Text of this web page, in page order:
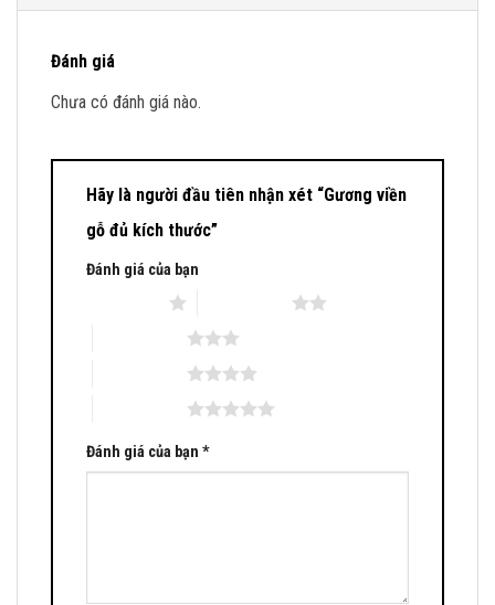
Đánh giá
Chưa có đánh giá nào.
Hãy là người đầu tiên nhận xét “Gương viền
gỗ đủ kích thước”
Đánh giá của bạn
Đánh giá của bạn *